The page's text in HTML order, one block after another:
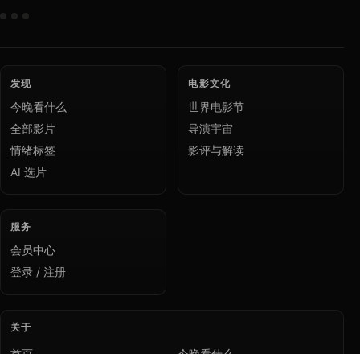
发现
今晚看什么
全部影片
情绪标签
AI 选片
电影文化
世界电影节
导演宇宙
影评与解读
服务
会员中心
登录 / 注册
关于